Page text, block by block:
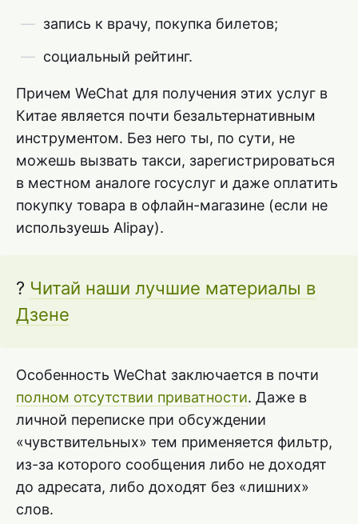
запись к врачу, покупка билетов;
социальный рейтинг.
Причем WeChat для получения этих услуг в
Китае является почти безальтернативным
инструментом. Без него ты, по сути, не
можешь вызвать такси, зарегистрироваться
в местном аналоге госуслуг и даже оплатить
покупку товара в офлайн-магазине (если не
используешь Alipay).
? Читай наши лучшие материалы в
Дзене
Особенность WeChat заключается в почти
полном отсутствии приватности. Даже в
личной переписке при обсуждении
«чувствительных» тем применяется фильтр,
из-за которого сообщения либо не доходят
до адресата, либо доходят без «лишних»
слов.